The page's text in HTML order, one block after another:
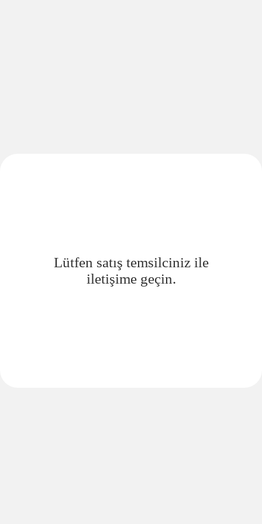
Lütfen satış temsilciniz ile
iletişime geçin.